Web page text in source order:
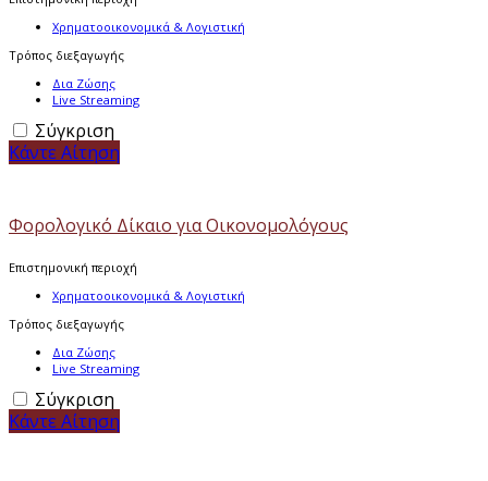
Χρηματοοικονομικά & Λογιστική
Τρόπος διεξαγωγής
Δια Ζώσης
Live Streaming
Σύγκριση
Κάντε Αίτηση
Φορολογικό Δίκαιο για Οικονομολόγους
Επιστημονική περιοχή
Χρηματοοικονομικά & Λογιστική
Τρόπος διεξαγωγής
Δια Ζώσης
Live Streaming
Σύγκριση
Κάντε Αίτηση